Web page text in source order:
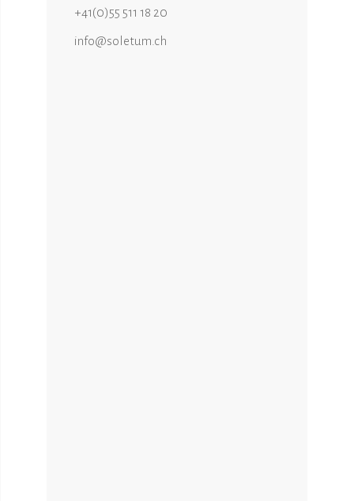
+41(0)55 511 18 20
info@soletum.ch